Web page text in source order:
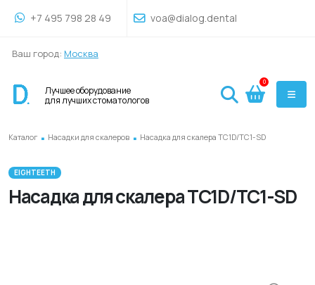
+7 495 798 28 49 voa@dialog.dental
Ваш город: Москва
Лучшее оборудование
для лучших стоматологов
0
Каталог . Насадки для скалеров . Насадка для скалера TC1D/TC1-SD
EIGHTEETH
Насадка для скалера TC1D/TC1-SD